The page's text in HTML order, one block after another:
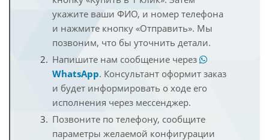
укажите ваши ФИО, и номер телефона
и нажмите кнопку «Отправить». Мы
позвоним, что бы уточнить детали.
Напишите нам сообщение через
WhatsApp. Консультант оформит заказ
и будет информировать о ходе его
исполнения через мессенджер.
Позвоните по телефону, сообщите
параметры желаемой конфигурации